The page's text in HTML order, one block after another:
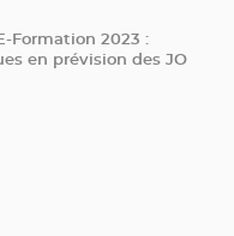
Formation 2023 :
en prévision des JO